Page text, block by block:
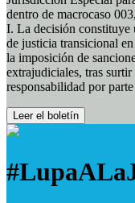
dentro de macrocaso
I. La decisión constituye
de justicia transicional
la imposición de
extrajudiciales, tras
responsabilidad por
Leer el boletín